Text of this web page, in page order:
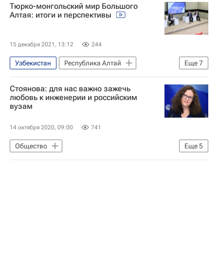
Китай
Индия
Белоруссия
Тюрко-монгольский мир Большого
Алтая: итоги и перспективы
15 декабря 2021, 13:12 244
Еще7
Узбекистан
Республика Алтай
Москва
Содружество
Алтайский государственный университет
Сибирское отделение РАН
Анатолий Деревянко
Навигатор абитуриента
Стоянова: для нас важно зажечь
любовь к инженерии и российским
вузам
14 октября 2020, 09:00 741
Еще5
Общество
Федеральное агентство по делам Содружества Независимых Государств, соотечественников, проживающих за рубежом, и по международному гуманитарному сотрудничеству (Россотрудничество)